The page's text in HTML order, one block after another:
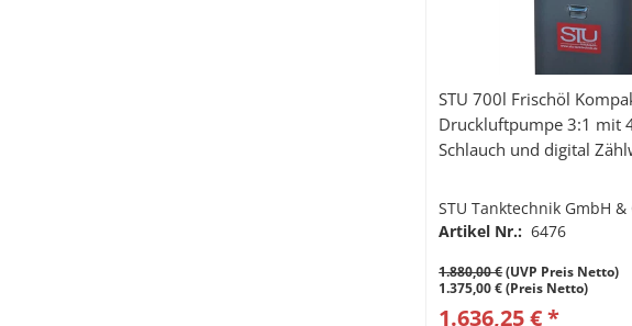
STU 700l Frischöl
Druckluftpumpe 3:1 mit
Schlauch und digital
STU Tanktechnik GmbH &
Artikel Nr.: 6476
1.880,00 €(UVP Preis Netto)
1.375,00 € (Preis Netto)
1.636,25 € *